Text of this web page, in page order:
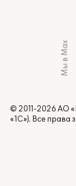
Мы в Max
© 2011-2026 АО
«1С»). Все права